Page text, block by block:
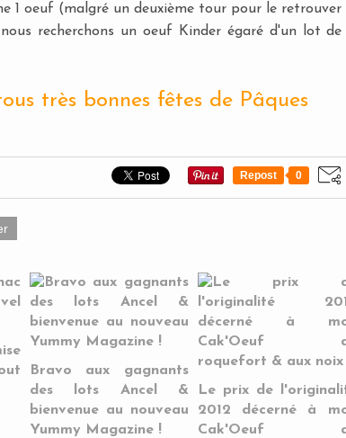
1 oeuf (malgré un deuxième tour pour le
recherchons un oeuf Kinder égaré d'un lot de
très bonnes fêtes de Pâques
Repost 0
Bravo aux gagnants
des lots Ancel &
bienvenue au nouveau
Yummy Magazine !
Le prix de
2012 décerné à
Cak'Oeuf